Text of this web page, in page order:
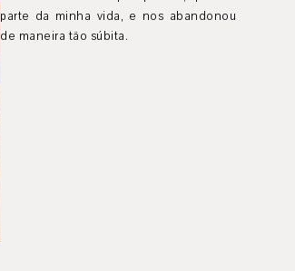
parte da minha vida, e nos abandonou
de maneira tão súbita.